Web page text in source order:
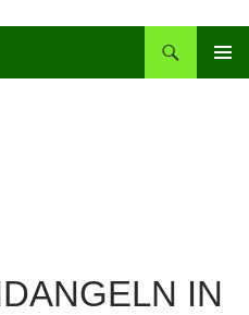
IN